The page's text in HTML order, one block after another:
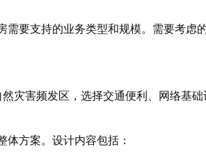
要支持的业务类型和规模。需要考虑
灾害频发区，选择交通便利、网络基础
体方案。设计内容包括：